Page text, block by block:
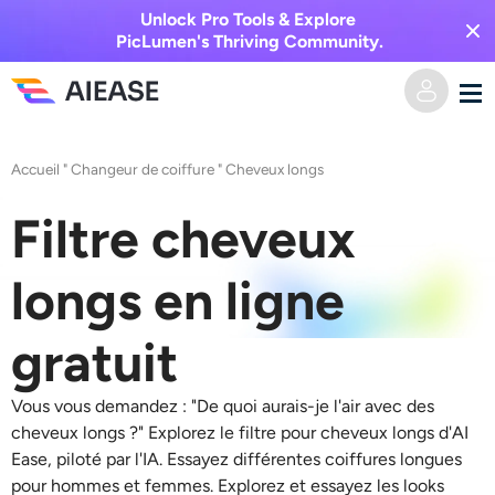
Unlock Pro Tools & Explore
PicLumen's Thriving Community.
Vidéo IA
De l’image à la vidéo
Effets vidéo
Générateur de baisers IA
Image vers image
Texte en image
Outils d’IA
Éditeur et créateur de photos
Prisée
Accueil "Changeur de coiffure "Cheveux longs
Filtre cheveux
longs en ligne
gratuit
Vous vous demandez : "De quoi aurais-je l'air avec des
cheveux longs ?" Explorez le filtre pour cheveux longs d'AI
Ease, piloté par l'IA. Essayez différentes coiffures longues
pour hommes et femmes. Explorez et essayez les looks